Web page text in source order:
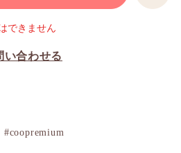
い合わせる
できません
#coopremium